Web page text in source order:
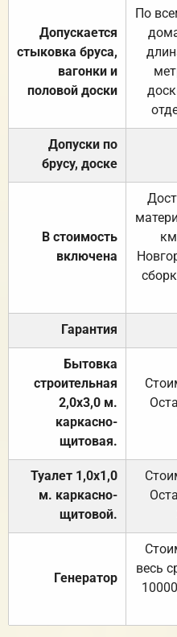
Допускается
стыковка бруса,
вагонки и
половой доски
По
Допуски по
брусу, доске
В стоимость
включена
Гарантия
Бытовка
строительная
2,0х3,0 м.
каркасно-
щитовая.
Туалет 1,0х1,0
м. каркасно-
щитовой.
Генератор
весь